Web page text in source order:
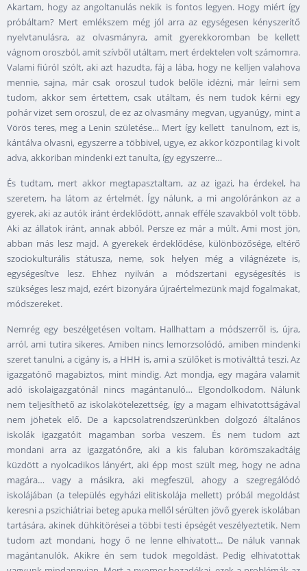
Akartam, hogy az angoltanulás nekik is fontos legyen. Hogy miért így
próbáltam? Mert emlékszem még jól arra az egységesen kényszerítő
nyelvtanulásra, az olvasmányra, amit gyerekkoromban be kellett
vágnom oroszból, amit szívből utáltam, mert érdektelen volt számomra.
Valami fiúról szólt, aki azt hazudta, fáj a lába, hogy ne kelljen valahova
mennie, sajna, már csak oroszul tudok belőle idézni, már leírni sem
tudom, akkor sem értettem, csak utáltam, és nem tudok kérni egy
pohár vizet sem oroszul, de ez az olvasmány megvan, ugyanúgy, mint a
Vörös teres, meg a Lenin születése… Mert így kellett tanulnom, ezt is,
kántálva olvasni, egyszerre a többivel, ugye, ez akkor központilag ki volt
adva, akkoriban mindenki ezt tanulta, így egyszerre…
És tudtam, mert akkor megtapasztaltam, az az igazi, ha érdekel, ha
szeretem, ha látom az értelmét. Így nálunk, a mi angolóránkon az a
gyerek, aki az autók iránt érdeklődött, annak efféle szavakból volt több.
Aki az állatok iránt, annak abból. Persze ez már a múlt. Ami most jön,
abban más lesz majd. A gyerekek érdeklődése, különbözősége, eltérő
szociokulturális státusza, neme, sok helyen még a világnézete is,
egységesítve lesz. Ehhez nyilván a módszertani egységesítés is
szükséges lesz majd, ezért bizonyára újraértelmezünk majd fogalmakat,
módszereket.
Nemrég egy beszélgetésen voltam. Hallhattam a módszerről is, újra,
arról, ami tutira sikeres. Amiben nincs lemorzsolódó, amiben mindenki
szeret tanulni, a cigány is, a HHH is, ami a szülőket is motiválttá teszi. Az
igazgatónő magabiztos, mint mindig. Azt mondja, egy magára valamit
adó iskolaigazgatónál nincs magántanuló… Elgondolkodom. Nálunk
nem teljesíthető az iskolakötelezettség, így a magam elhivatottságával
nem jöhetek elő. De a kapcsolatrendszerünkben dolgozó általános
iskolák igazgatóit magamban sorba veszem. És nem tudom azt
mondani arra az igazgatónőre, aki a kis faluban körömszakadtáig
küzdött a nyolcadikos lányért, aki épp most szült meg, hogy ne adna
magára… vagy a másikra, aki megfeszül, ahogy a szegregálódó
iskolájában (a település egyházi elitiskolája mellett) próbál megoldást
keresni a pszichiátriai beteg apuka mellől sérülten jövő gyerek iskolában
tartására, akinek dühkitörései a többi testi épségét veszélyeztetik. Nem
tudom azt mondani, hogy ő ne lenne elhivatott... De náluk vannak
magántanulók. Akikre én sem tudok megoldást. Pedig elhivatottak